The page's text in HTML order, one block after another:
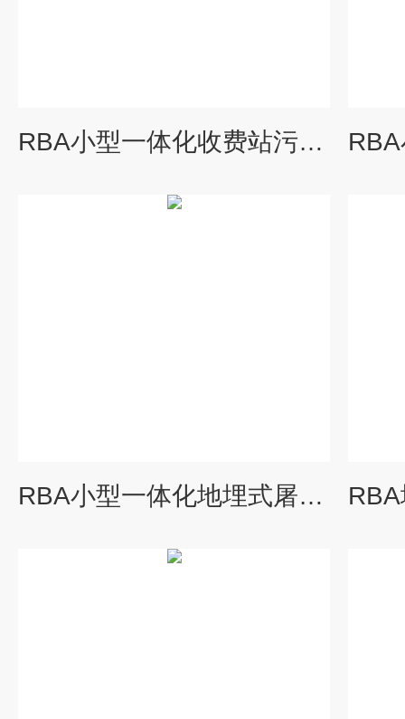
RBA小型一体化收费站污水处理设备施工
RBA小型一体化地埋式屠宰污水处理设备达标排放